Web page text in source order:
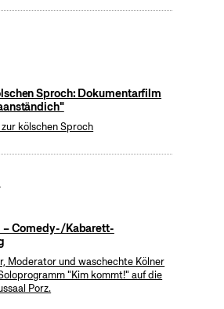
Sproch: Dokumentarfilm
kölschen Sproch
– Comedy-/Kabarett-
Moderator und waschechte Kölner
"Kim kommt!" auf die
Porz.